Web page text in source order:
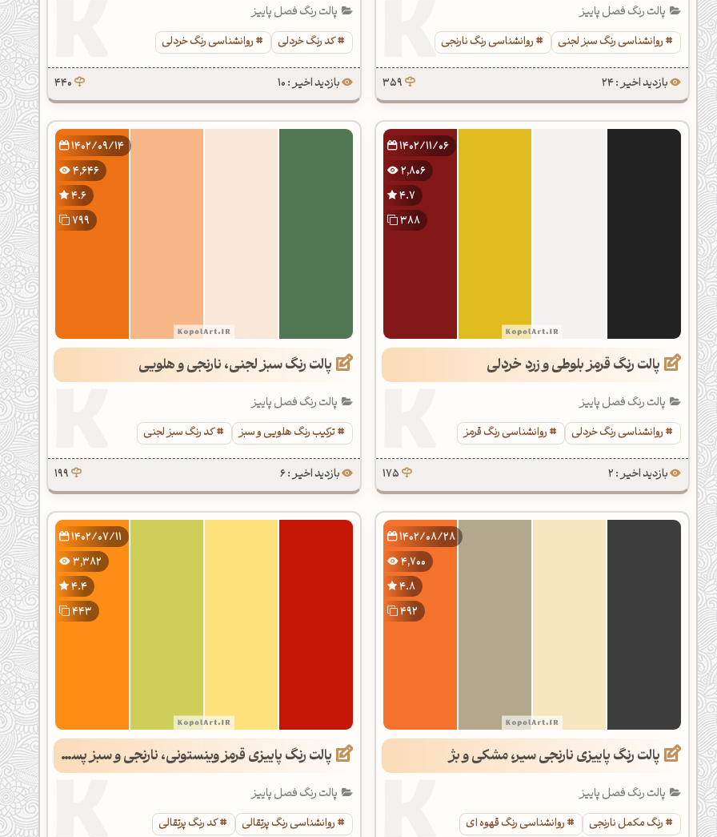
پالت رنگ فصل پاییز
روانشناسی رنگ سبز لجنی
روانشناسی رنگ نارنجی
بازدید اخیر : 24 359
پالت رنگ فصل پاییز
کد رنگ خردلی
روانشناسی رنگ خردلی
بازدید اخیر : 10 440
1402/11/06
2,806
4.7
388
پالت رنگ قرمز بلوطی و زرد خردلی
پالت رنگ فصل پاییز
روانشناسی رنگ خردلی
روانشناسی رنگ قرمز
بازدید اخیر : 2 175
1402/09/14
4,646
4.6
799
پالت رنگ سبز لجنی، نارنجی و هلویی
پالت رنگ فصل پاییز
ترکیب رنگ هلویی و سبز
کد رنگ سبز لجنی
بازدید اخیر : 6 199
1402/08/28
4,700
4.8
492
پالت رنگ پاییزی نارنجی سیر، مشکی و بژ
پالت رنگ فصل پاییز
رنگ مکمل نارنجی
روانشناسی رنگ قهوه ای
1402/07/11
3,382
4.4
443
پالت رنگ پاییزی قرمز وینستونی، نارنجی و سبز پسته ای
پالت رنگ فصل پاییز
روانشناسی رنگ پرتقالی
کد رنگ پرتقالی